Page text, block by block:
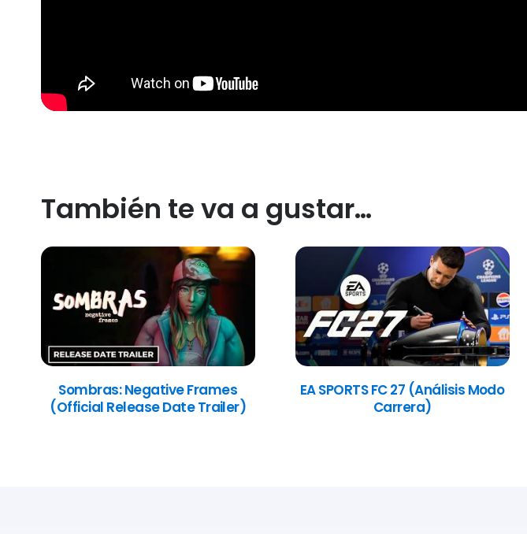
También te va a gustar…
Sombras: Negative Frames
(Official Release Date Trailer)
EA SPORTS FC 27 (Análisis Modo
Carrera)